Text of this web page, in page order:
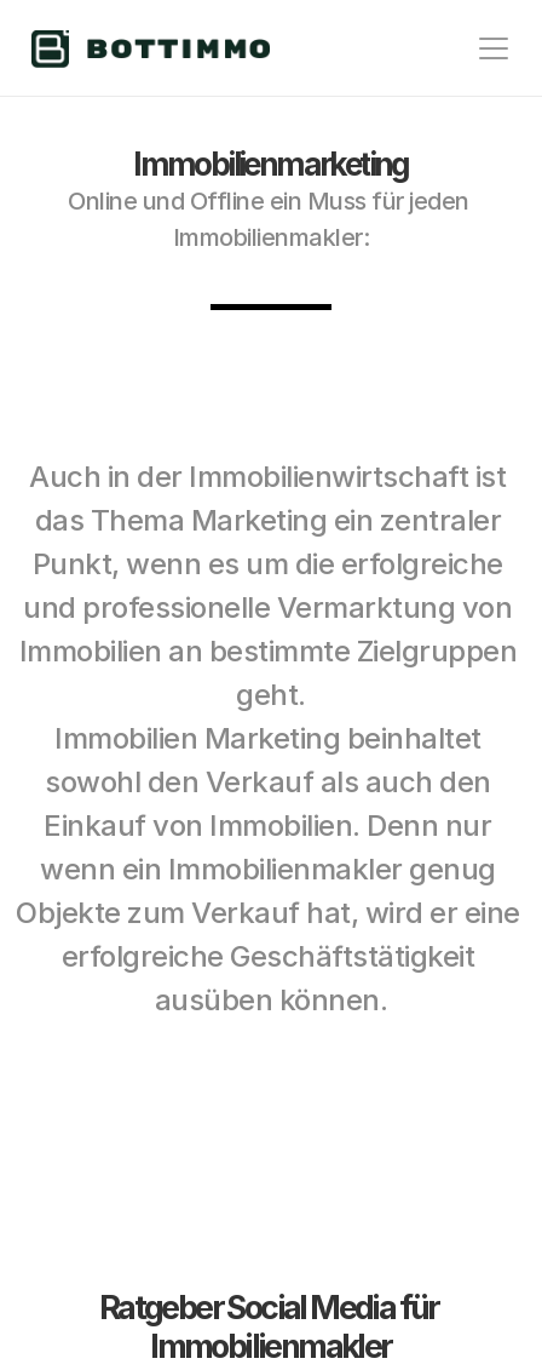
Immobilienmarketing
Online und Offline ein Muss für jeden
Immobilienmakler:
Auch in der Immobilienwirtschaft ist
das Thema Marketing ein zentraler
Punkt, wenn es um die erfolgreiche
und professionelle Vermarktung von
Immobilien an bestimmte Zielgruppen
geht.
Immobilien Marketing beinhaltet
sowohl den Verkauf als auch den
Einkauf von Immobilien. Denn nur
wenn ein Immobilienmakler genug
Objekte zum Verkauf hat, wird er eine
erfolgreiche Geschäftstätigkeit
ausüben können.
Ratgeber Social Media für
Immobilienmakler